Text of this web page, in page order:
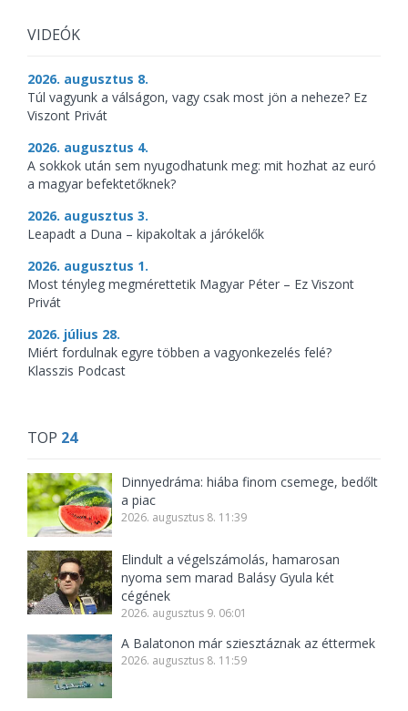
VIDEÓK
2026. augusztus 8.
Túl vagyunk a válságon, vagy csak most jön a neheze? Ez
Viszont Privát
2026. augusztus 4.
A sokkok után sem nyugodhatunk meg: mit hozhat az euró
a magyar befektetőknek?
2026. augusztus 3.
Leapadt a Duna – kipakoltak a járókelők
2026. augusztus 1.
Most tényleg megmérettetik Magyar Péter – Ez Viszont
Privát
2026. július 28.
Miért fordulnak egyre többen a vagyonkezelés felé?
Klasszis Podcast
TOP 24
Dinnyedráma: hiába finom csemege, bedőlt
a piac
2026. augusztus 8. 11:39
Elindult a végelszámolás, hamarosan
nyoma sem marad Balásy Gyula két
cégének
2026. augusztus 9. 06:01
A Balatonon már sziesztáznak az éttermek
2026. augusztus 8. 11:59